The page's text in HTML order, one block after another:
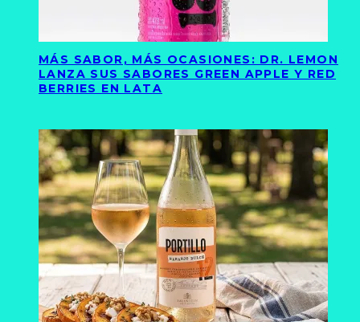
MÁS SABOR, MÁS OCASIONES: DR. LEMON
LANZA SUS SABORES GREEN APPLE Y RED
BERRIES EN LATA